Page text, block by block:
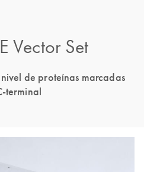
Vector Set
de proteínas marcadas
terminal